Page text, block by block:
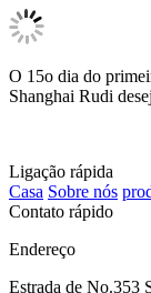
O 15o dia do
Shanghai Rudi
Ligação rápida
Casa Sobre nós
Contato rápido
Endereço
Estrada de No.353